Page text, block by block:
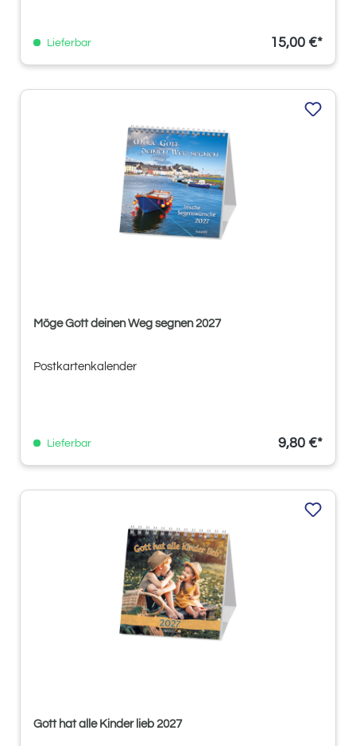
Lieferbar 15,00 €*
Möge Gott deinen Weg segnen 2027
Postkartenkalender
Lieferbar 9,80 €*
Gott hat alle Kinder lieb 2027